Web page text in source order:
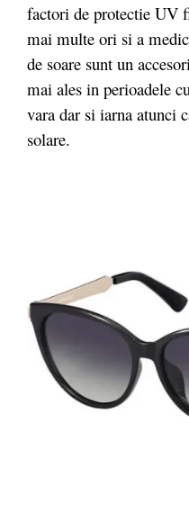
factori de protectie UV
mai multe ori si a
de soare sunt un
mai ales in perioadele
vara dar si iarna atunci
solare.